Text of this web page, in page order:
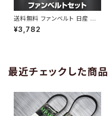
送料無料 ファンベルト 日産 キ
ューブ 型式Z12 H20.11～H24.
10 （国内トップメーカー） 1本 H
¥3,782
最近チェックした商品